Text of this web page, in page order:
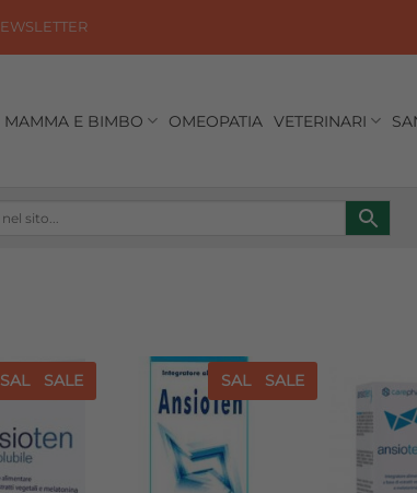
MAMMA E BIMBO OMEOPATIA VETERINARI
SALE SALE
alla lista
dei
desideri
SALE SALE
Aggiungi